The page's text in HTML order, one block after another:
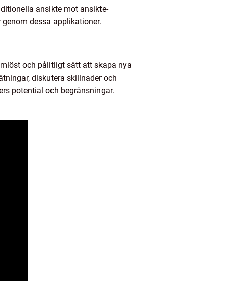
ansikte mot ansikte-
dessa applikationer.
och pålitligt sätt att skapa nya
diskutera skillnader och
potential och begränsningar.